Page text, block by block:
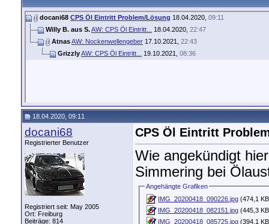
docani68 CPS Öl Eintritt Problem/Lösung 18.04.2020, 09:11
Willy B. aus S.AW: CPS Öl Eintritt... 18.04.2020, 22:47
AtnasAW: Nockenwellengeber 17.10.2021, 22:43
GrizzlyAW: CPS Öl Eintritt... 19.10.2021, 08:36
18.04.2020, 09:11
docani68
Registrierter Benutzer
Registriert seit: May 2005
Ort: Freiburg
Beiträge: 814
CPS Öl Eintritt
Wie angekündigt
Simmering bei
Angehängte Grafiken
IMG_20200418_090226.jpg (474,1
IMG_20200418_082151.jpg (445,3
IMG_20200418_085725.jpg (394,1